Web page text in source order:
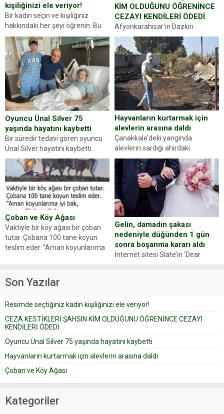
kişiliğinizi ele veriyor!
Bir kadın seçin ve kişiliğiniz
hakkındaki her şeyi öğrenin. Bu
kez karşınıza oldukça farklı bir
kişilik testiyle çıkıyoruz. Resimde
gördüğünüz kadın figürlerinden
dikkatinizi en...
KİM OLDUĞUNU ÖĞRENİNCE
CEZAYI KENDİLERİ ÖDEDİ
Afyonkarahisar’ın Dazkırı
ilçesinde trafik uygulaması
yapan jandarma ekipleri
durdurdukları bir otomobilin
sürücüsünden ehliyet ve ruhsat
sorup belgelerini istedi. Sürücü
Abdurrahman Ö.nün verdiği
evraklarda eksik olduğunu...
Oyuncu Ünal Silver 75
yaşında hayatını kaybetti
Bir süredir tedavi gören oyuncu
Ünal Silver hayatını kaybetti.
Haberi, oyuncunun menajerlik
ajansı duyurdu. Renda Güner,
sosyal medya hesabında “Usta
Oyuncumuz ve çok değerli
dostumuz...
Hayvanların kurtarmak için
alevlerin arasına daldı
Çanakkale’deki yangında
alevlerin sardığı ahırdaki
hayvanlarını kurtarmak isteyen
Zeki Demir (66) ölümden döndü.
Yüzünde ve ellerinde yanıklar
oluşan Demir, kâbus dolu anları
anlattı… Merkeze bağlı...
Çoban ve Köy Ağası
Vaktiyle bir köy ağası bir çoban
tutar. Çobana 100 tane koyun
teslim eder. “Aman koyunlarıma
Çoban koyunları alır gider. Aylar...
Gelin, damadın şakası
nedeniyle düğünden 1 gün
sonra boşanma kararı aldı
İnternet sitesi Slate’in ‘Dear
Prudence’ isimli tavsiye köşesine
yapıştırdığı için düğünden...
Son Yazılar
Resimde seçtiğiniz kadın kişiliğinizi ele veriyor!
CEZA KESTİKLERİ ŞAHSIN KİM OLDUĞUNU ÖĞRENİNCE CEZAYI
KENDİLERİ ÖDEDİ
Oyuncu Ünal Silver 75 yaşında hayatını kaybetti
Hayvanların kurtarmak için alevlerin arasına daldı
Çoban ve Köy Ağası
Kategoriler